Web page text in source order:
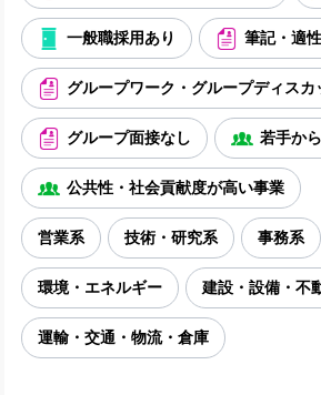
一般職採用あり 筆記・適
グループワーク・グループディスカ
グループ面接なし 若手か
公共性・社会貢献度が高い事業
営業系 技術・研究系 事務系
環境・エネルギー 建設・設備・不
運輸・交通・物流・倉庫